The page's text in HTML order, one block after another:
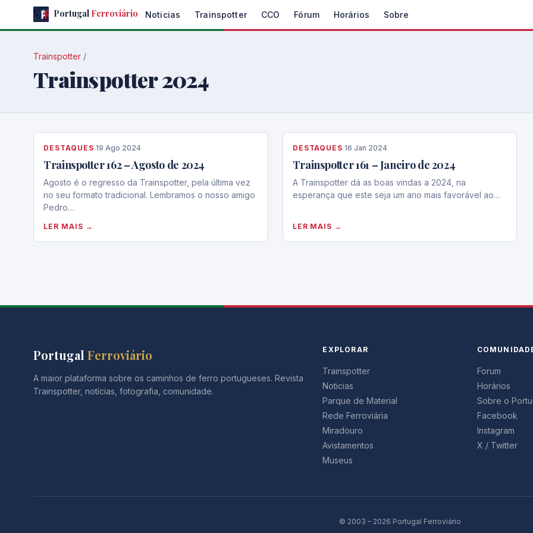
Portugal Ferroviário Noticias Trainspotter CCO Fórum Horários Sobre
Trainspotter /
Trainspotter 2024
DESTAQUES·19 Ago 2024
Trainspotter 162 – Agosto de 2024
Agosto é o regresso da Trainspotter, pela última vez
no seu formato tradicional. Lembramos o nosso amigo
Pedro…
LER MAIS →
DESTAQUES·16 Jan 2024
Trainspotter 161 – Janeiro de 2024
A Trainspotter dá as boas vindas a 2024, na
esperança que este seja um ano mais favorável ao…
LER MAIS →
Portugal Ferroviário
A maior plataforma sobre os caminhos de ferro portugueses. Revista
Trainspotter, notícias, fotografia, comunidade.
EXPLORAR
Trainspotter
Noticias
Parque de Material
Rede Ferroviária
Miradouro
Avistamentos
Museus
Forum
Horários
Sobre o
Facebook
Instagram
X / Twitter
© 2003 – 2026 Portugal Ferroviário